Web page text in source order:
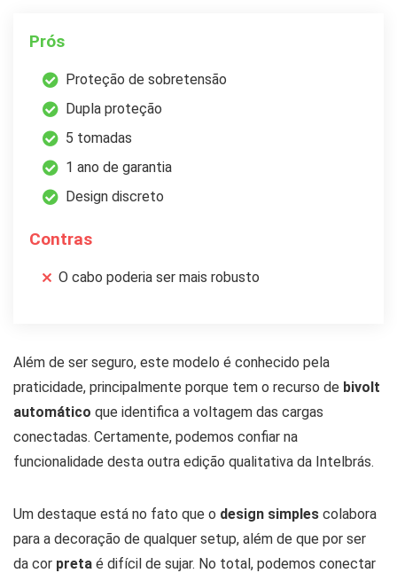
Prós
Proteção de sobretensão
Dupla proteção
5 tomadas
1 ano de garantia
Design discreto
Contras
O cabo poderia ser mais robusto
Além de ser seguro, este modelo é conhecido pela
praticidade, principalmente porque tem o recurso de bivolt
automático que identifica a voltagem das cargas
conectadas. Certamente, podemos confiar na
funcionalidade desta outra edição qualitativa da Intelbrás.
Um destaque está no fato que o design simples colabora
para a decoração de qualquer setup, além de que por ser
da cor preta é difícil de sujar. No total, podemos conectar